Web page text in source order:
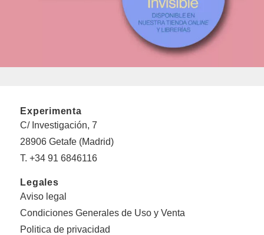
Experimenta
C/ Investigación, 7
28906 Getafe (Madrid)
T. +34 91 6846116
Legales
Aviso legal
Condiciones Generales de Uso y Venta
Politica de privacidad